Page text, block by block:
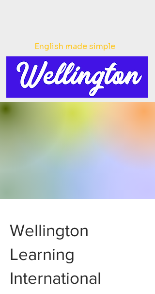
English made simple
Wellington
Learning
International